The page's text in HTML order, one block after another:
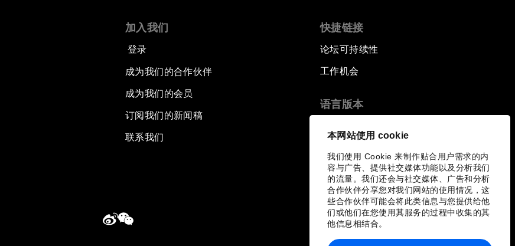
本网站使用 cookie
我们使用 Cookie 来制作贴合用户需求的内
容与广告、提供社交媒体功能以及分析我们
的流量。我们还会与社交媒体、广告和分析
合作伙伴分享您对我们网站的使用情况，这
些合作伙伴可能会将此类信息与您提供给他
们或他们在您使用其服务的过程中收集的其
他信息相结合。
加入我们
登录
成为我们的合作伙伴
成为我们的会员
订阅我们的新闻稿
联系我们
快捷链接
论坛可持续性
工作机会
语言版本